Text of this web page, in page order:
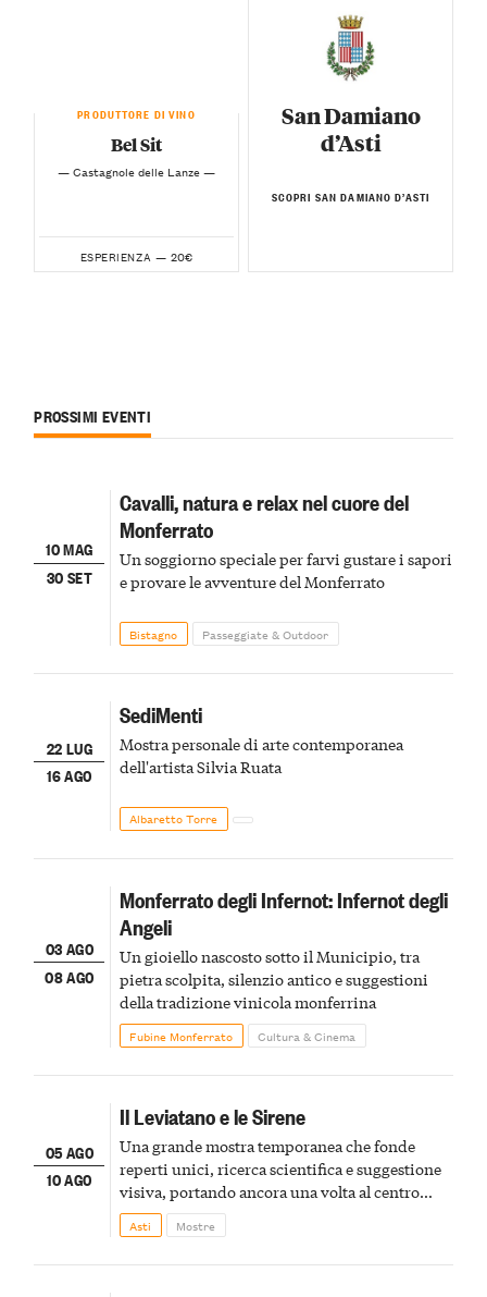
PRODUTTORE DI VINO
Bel Sit
— Castagnole delle Lanze —
ESPERIENZA — 20€
San Damiano
d’Asti
SCOPRI SAN DAMIANO D’ASTI
PROSSIMI EVENTI
10 MAG
30 SET
Cavalli, natura e relax nel cuore del
Monferrato
Un soggiorno speciale per farvi gustare i sapori
e provare le avventure del Monferrato
Bistagno Passeggiate & Outdoor
22 LUG
16 AGO
SediMenti
Mostra personale di arte contemporanea
dell'artista Silvia Ruata
Albaretto Torre
03 AGO
08 AGO
Monferrato degli Infernot: Infernot degli
Angeli
Un gioiello nascosto sotto il Municipio, tra
pietra scolpita, silenzio antico e suggestioni
della tradizione vinicola monferrina
Fubine Monferrato Cultura & Cinema
05 AGO
10 AGO
Il Leviatano e le Sirene
Una grande mostra temporanea che fonde
reperti unici, ricerca scientifica e suggestione
visiva, portando ancora una volta al centro
della scena le meraviglie del passato astigiano
Asti Mostre